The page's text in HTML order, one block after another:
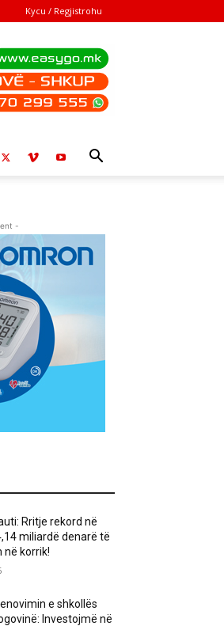
Kycu / Regjistrohu
-
Rritje rekord në
miliardë denarë të
në korrik!
e shkollës
Investojmë në